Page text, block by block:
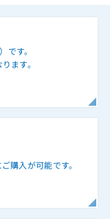
です。
ます。
購入が可能です。